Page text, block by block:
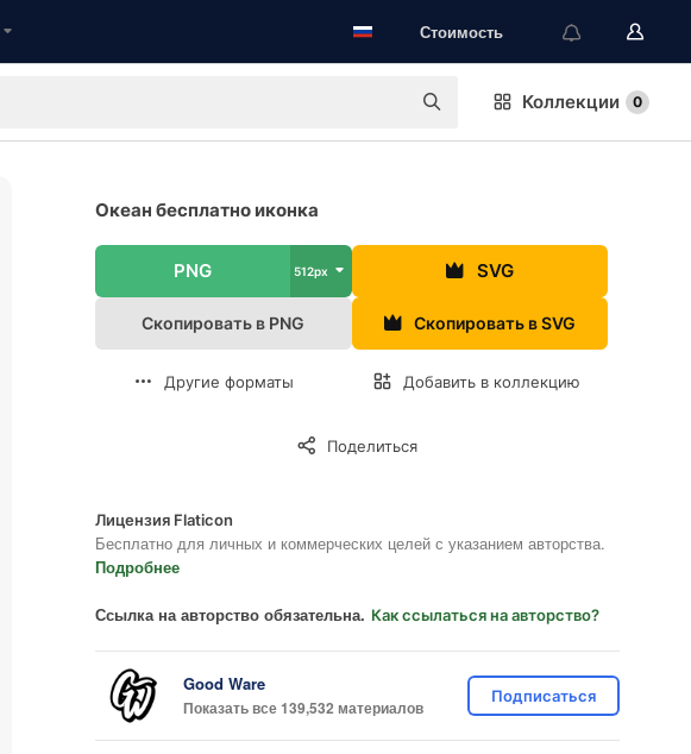
Стоимость
Коллекции 0
Океан бесплатно иконка
PNG 512px SVG
Скопировать в PNG Скопировать в SVG
Другие форматы Добавить в коллекцию
Поделиться
Лицензия Flaticon
Бесплатно для личных и коммерческих целей с указанием авторства.
Подробнее
Ссылка на авторство обязательна. Как ссылаться на авторство?
Good Ware
Показать все 139,532 материалов
Подписаться